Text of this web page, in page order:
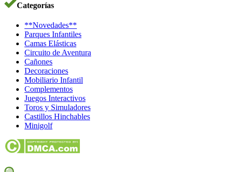
Categorías
**Novedades**
Parques Infantiles
Camas Elásticas
Circuito de Aventura
Cañones
Decoraciones
Mobiliario Infantil
Complementos
Juegos Interactivos
Toros y Simuladores
Castillos Hinchables
Minigolf